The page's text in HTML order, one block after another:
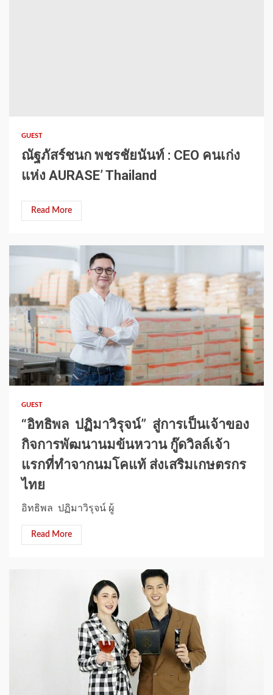
GUEST
ณัฐภัสร์ชนก พชรชัยนันท์ : CEO คนเก่ง
แห่ง AURASE’ Thailand
Read More
GUEST
“อิทธิพล ปฏิมาวิรุจน์” สู่การเป็นเจ้าของ
กิจการพัฒนานมข้นหวาน กู๊ดวิลล์​เจ้า
แรกที่ทำจากนมโคแท้ ส่งเสริมเกษตรกร
ไทย
อิทธิพล ปฏิมาวิรุจน์ ผู้
Read More